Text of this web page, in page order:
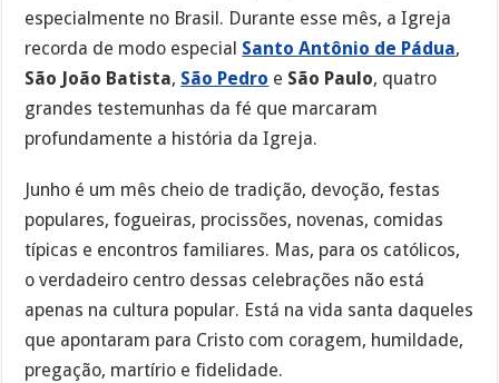
especialmente no Brasil. Durante esse mês, a Igreja
recorda de modo especial Santo Antônio de Pádua,
São João Batista, São Pedro e São Paulo, quatro
grandes testemunhas da fé que marcaram
profundamente a história da Igreja.
Junho é um mês cheio de tradição, devoção, festas
populares, fogueiras, procissões, novenas, comidas
típicas e encontros familiares. Mas, para os católicos,
o verdadeiro centro dessas celebrações não está
apenas na cultura popular. Está na vida santa daqueles
que apontaram para Cristo com coragem, humildade,
pregação, martírio e fidelidade.